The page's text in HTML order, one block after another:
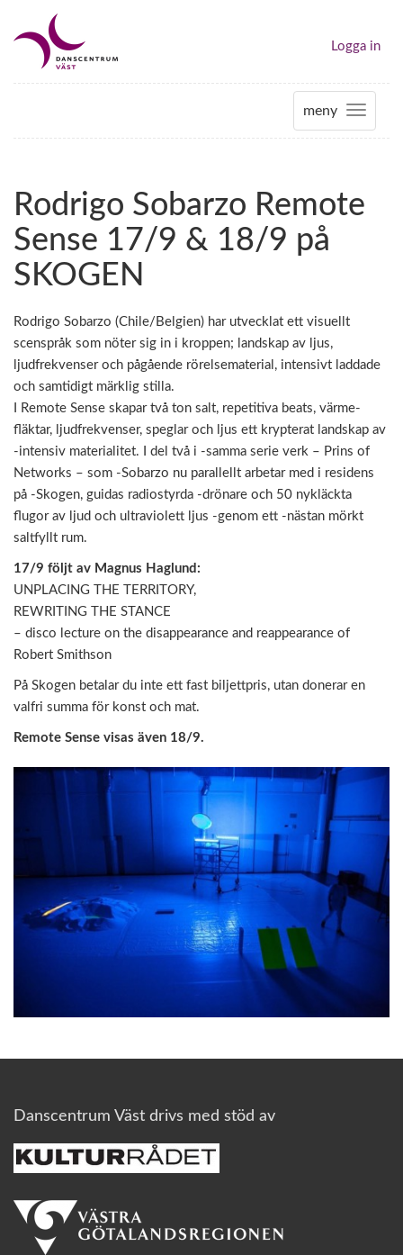
Logga in
meny
T
o
l
t
n
Rodrigo Sobarzo Remote
Sense 17/9 & 18/9 på
SKOGEN
Rodrigo Sobarzo (Chile/Belgien) har utvecklat ett visuellt
scenspråk som nöter sig in i kroppen; landskap av ljus,
ljudfrekvenser och pågående rörelsematerial, intensivt laddade
och samtidigt märklig stilla.
I Remote Sense skapar två ton salt, repetitiva beats, värme-
fläktar, ljudfrekvenser, speglar och ljus ett krypterat landskap av
-intensiv materialitet. I del två i -samma serie verk – Prins of
Networks – som -Sobarzo nu parallellt arbetar med i residens
på -Skogen, guidas radiostyrda -drönare och 50 nykläckta
flugor av ljud och ultraviolett ljus -genom ett -nästan mörkt
saltfyllt rum.
17/9 följt av Magnus Haglund:
UNPLACING THE TERRITORY,
REWRITING THE STANCE
– disco lecture on the disappearance and reappearance of
Robert Smithson
På Skogen betalar du inte ett fast biljettpris, utan donerar en
valfri summa för konst och mat.
Remote Sense visas även 18/9.
Danscentrum Väst drivs med stöd av